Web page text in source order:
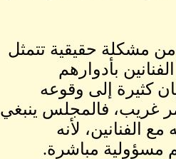
مشكلة حقيقية تتمثل
بأدوارهم
كثيرة إلى وقوعه
غريب، فالمجلس ينبغي
الفنانين، لأنه
مسؤولية مباشرة.